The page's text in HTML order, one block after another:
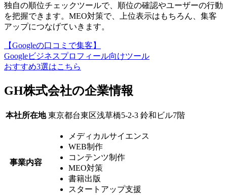
独自の順位チェックツールで、順位の確認やユーザーの行動
を把握できます。MEO対策で、上位表示はもちろん、集客
アップにつなげていきます。
【Googleの口コミで集客】
Googleビジネスプロフィール向けツール
おすすめ3選はこちら
GH株式会社の企業情報
本社所在地 東京都台東区浅草橋5-2-3 鈴和ビル7階
事業内容
メディカルサイエンス
WEB制作
コンテンツ制作
MEO対策
書籍出版
スタートアップ支援